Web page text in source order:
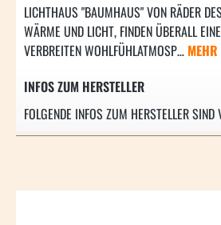
LICHTHAUS "BAUMHAUS" VON RÄDER
WÄRME UND LICHT, FINDEN ÜBERALL
VERBREITEN WOHLFÜHLATMOSP… MEHR
INFOS ZUM HERSTELLER
FOLGENDE INFOS ZUM HERSTELLER SIND